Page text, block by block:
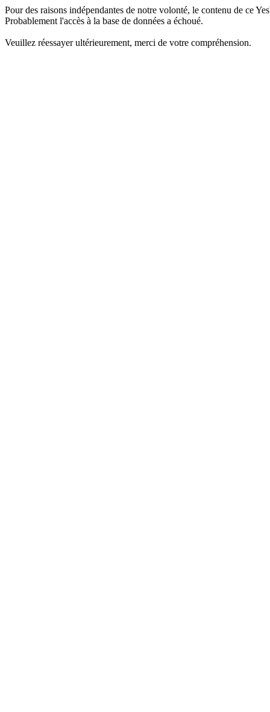
Pour des raisons indépendantes de notre volonté, le contenu de ce
Probablement l'accès à la base de données a échoué.
Veuillez réessayer ultérieurement, merci de votre compréhension.